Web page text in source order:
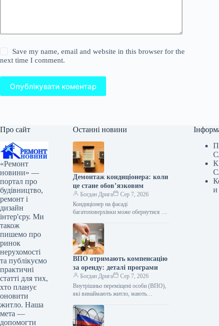
Save my name, email and website in this browser for the
next time I comment.
Опублікувати коментар
Про сайт
«Ремонт
новини» —
портал про
будівництво,
ремонт і
дизайн
інтер'єру. Ми
також
пишемо про
ринок
нерухомості
та публікуємо
практичні
статті для тих,
хто планує
оновити
житло. Наша
мета —
допомогти
Останні новини
Демонтаж кондиціонера: коли
це стане обов’язковим
Богдан Дрига
Сер 7, 2026
Кондиціонер на фасаді
багатоповерхівки може обернутися не
монтажу порушили правила або не
отримали погодження,…
ВПО отримають компенсацію
за оренду: деталі програми
Богдан Дрига
Сер 7, 2026
Внутрішньо переміщені особи (ВПО),
які винаймають житло, мають
сплаченого податку на доходи
фізичних осіб. Для цього необхідно…
и